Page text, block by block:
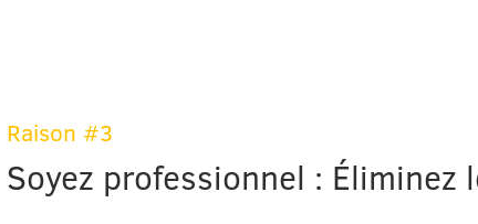
Raison #3
Soyez professionnel : Éliminez